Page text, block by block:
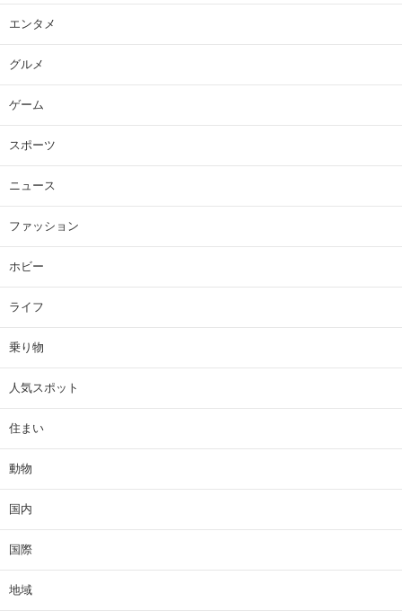
エンタメ
グルメ
ゲーム
スポーツ
ニュース
ファッション
ホビー
ライフ
乗り物
人気スポット
住まい
動物
国内
国際
地域